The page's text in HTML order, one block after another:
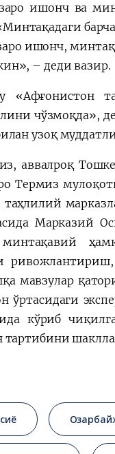
ишонч ва
ишонч,
– деди вазир.
«Афғонистон
чўзмоқда»,
узоқ
аввалроқ
Термиз
Марказий
мавзулар
ўртасидаги
кўриб